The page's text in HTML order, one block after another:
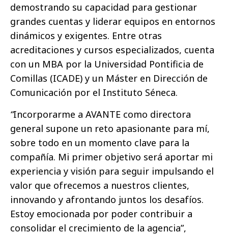
demostrando su capacidad para gestionar
grandes cuentas y liderar equipos en entornos
dinámicos y exigentes. Entre otras
acreditaciones y cursos especializados, cuenta
con un MBA por la Universidad Pontificia de
Comillas (ICADE) y un Máster en Dirección de
Comunicación por el Instituto Séneca.
“Incorporarme a AVANTE como directora
general supone un reto apasionante para mí,
sobre todo en un momento clave para la
compañía. Mi primer objetivo será aportar mi
experiencia y visión para seguir impulsando el
valor que ofrecemos a nuestros clientes,
innovando y afrontando juntos los desafíos.
Estoy emocionada por poder contribuir a
consolidar el crecimiento de la agencia”,